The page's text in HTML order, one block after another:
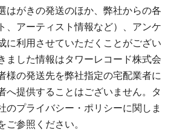
はがきの発送のほか、弊社からの各
、アーティスト情報など）、アンケ
に利用させていただくことがござい
ました情報はタワーレコード株式会
様の発送先を弊社指定の宅配業者に
へ提供することはございません。タ
のプライバシー・ポリシーに関しま
ご参照ください。